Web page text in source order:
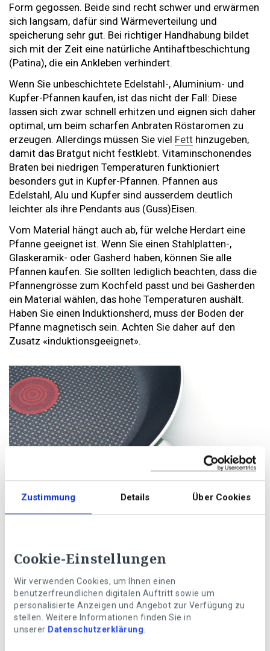
Zustimmung Details Über Cookies
Cookie-Einstellungen
Wir verwenden Cookies, um Ihnen einen
benutzerfreundlichen digitalen Auftritt sowie um
personalisierte Anzeigen und Angebot zur Verfügung zu
stellen. Weitere Informationen finden Sie in
unserer Datenschutzerklärung.
Form gegossen. Beide sind recht schwer und erwärmen
sich langsam, dafür sind Wärmeverteilung und
speicherung sehr gut. Bei richtiger Handhabung bildet
sich mit der Zeit eine natürliche Antihaftbeschichtung
(Patina), die ein Ankleben verhindert.
Wenn Sie unbeschichtete Edelstahl-, Aluminium- und
Kupfer-Pfannen kaufen, ist das nicht der Fall: Diese
lassen sich zwar schnell erhitzen und eignen sich daher
optimal, um beim scharfen Anbraten Röstaromen zu
erzeugen. Allerdings müssen Sie viel Fett hinzugeben,
damit das Bratgut nicht festklebt. Vitaminschonendes
Braten bei niedrigen Temperaturen funktioniert
besonders gut in Kupfer-Pfannen. Pfannen aus
Edelstahl, Alu und Kupfer sind ausserdem deutlich
leichter als ihre Pendants aus (Guss)Eisen.
Vom Material hängt auch ab, für welche Herdart eine
Pfanne geeignet ist. Wenn Sie einen Stahlplatten-,
Glaskeramik- oder Gasherd haben, können Sie alle
Pfannen kaufen. Sie sollten lediglich beachten, dass die
Pfannengrösse zum Kochfeld passt und bei Gasherden
ein Material wählen, das hohe Temperaturen aushält.
Haben Sie einen Induktionsherd, muss der Boden der
Pfanne magnetisch sein. Achten Sie daher auf den
Zusatz «induktionsgeeignet».
Beschichtete Pfannen: Teflon, Keramik und Co.
Pfannen mit Antihaftbeschichtung haben den grossen
Vorteil, dass Sie zum Braten ‒ wenn überhaupt ‒ nur
wenig Fett benötigen. Sie bestehen aus leichteren
Materialien, die oft mit Kunststoff oder Keramik
beschichtet sind.